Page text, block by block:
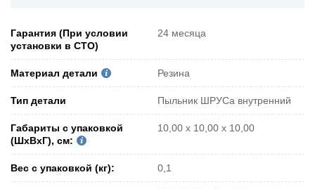
Гарантия (При условии
установки в СТО)
24 месяца
Материал детали Резина
Тип детали Пыльник ШРУСа внутренний
Габариты с упаковкой
(ШxВxГ), см:
10,00 х 10,00 х 10,00
Вес с упаковкой (кг): 0,1